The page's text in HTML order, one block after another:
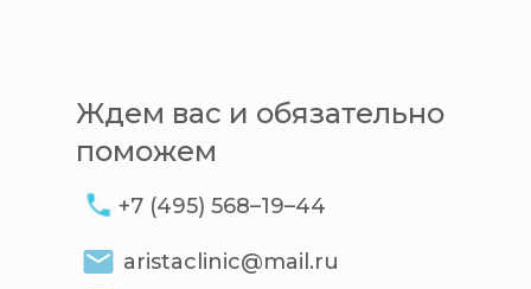
aristaclinic@mail.ru
+7 (495) 568–19–44
Ждем вас и обязательно
поможем